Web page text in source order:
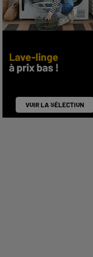
VOIR LA SÉLECTION